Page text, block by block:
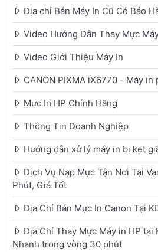
Địa chỉ Bán Máy In Cũ Có Bảo
Video Hướng Dẫn Thay Mực
Video Giới Thiệu Máy In
CANON PIXMA iX6770 - Máy in
Mực In HP Chính Hãng
Thông Tin Doanh Nghiệp
Hướng dẫn xử lý máy in bị kẹt
Dịch Vụ Nạp Mực Tận Nơi Tại
Phút, Giá Tốt
Địa Chỉ Bán Mực In Canon Tại
Địa Chỉ Thay Mực Máy in HP tại
Nhanh trong vòng 30 phút